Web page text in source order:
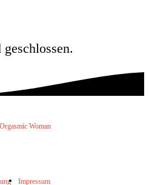
Woman
Impressum